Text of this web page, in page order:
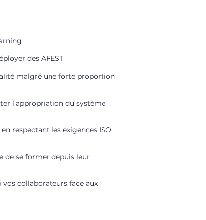
des AFEST
malgré une forte proportion
l’appropriation du système
respectant les exigences ISO
de se former depuis leur
vos collaborateurs face aux